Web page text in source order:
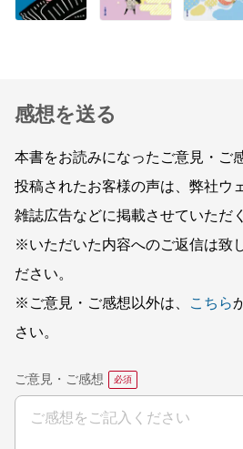
感想を送る
本書をお読みになったご意見・ご
投稿されたお客様の声は、弊社ウ
雑誌広告などに掲載させていただ
※いただいた内容へのご返信は致
ださい。
※ご意見・ご感想以外は、
こちら
さい。
ご意見・ご感想